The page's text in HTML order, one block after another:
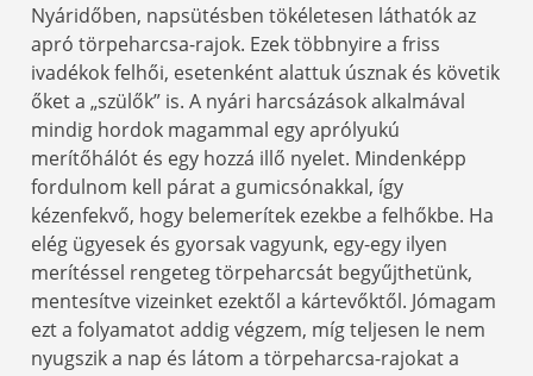
Nyáridőben, napsütésben tökéletesen láthatók az
apró törpeharcsa-rajok. Ezek többnyire a friss
ivadékok felhői, esetenként alattuk úsznak és követik
őket a „szülők” is. A nyári harcsázások alkalmával
mindig hordok magammal egy aprólyukú
merítőhálót és egy hozzá illő nyelet. Mindenképp
fordulnom kell párat a gumicsónakkal, így
kézenfekvő, hogy belemerítek ezekbe a felhőkbe. Ha
elég ügyesek és gyorsak vagyunk, egy-egy ilyen
merítéssel rengeteg törpeharcsát begyűjthetünk,
mentesítve vizeinket ezektől a kártevőktől. Jómagam
ezt a folyamatot addig végzem, míg teljesen le nem
nyugszik a nap és látom a törpeharcsa-rajokat a